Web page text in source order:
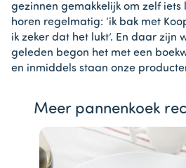
gezinnen gemakkelijk om zelf iets
horen regelmatig: ‘ik bak met
ik zeker dat het lukt’. En daar zijn
geleden begon het met een
en inmiddels staan onze
Meer pannenkoek